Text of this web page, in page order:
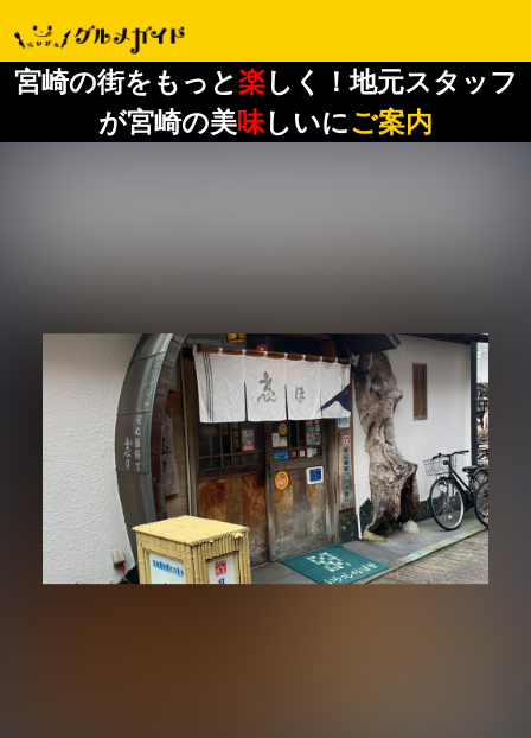
宮崎の街をもっと楽しく！地元スタッフ
が宮崎の美味しいにご案内